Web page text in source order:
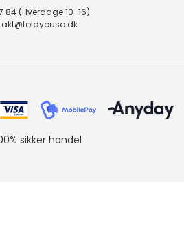
84 (Hverdage 10-16)
sikker handel